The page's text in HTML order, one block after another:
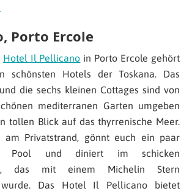
Porto Ercole
Hotel Il Pellicano in Porto Ercole gehört
schönsten Hotels der Toskana. Das
die sechs kleinen Cottages sind von
mediterranen Garten umgeben
tollen Blick auf das thyrrenische Meer.
am Privatstrand, gönnt euch ein paar
Pool und diniert im schicken
das mit einem Michelin Stern
wurde. Das Hotel Il Pellicano bietet